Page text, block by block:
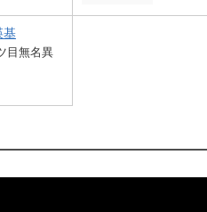
基
目無名異